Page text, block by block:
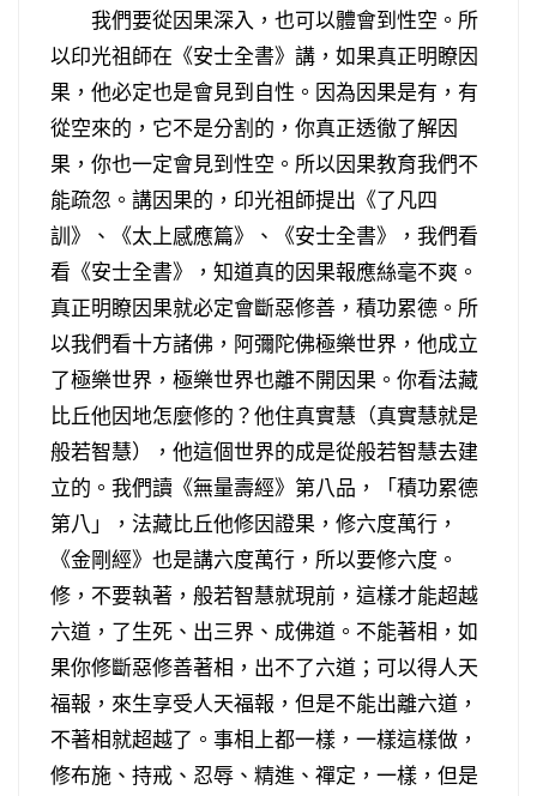
我們要從因果深入，也可以體會到性空。所
以印光祖師在《安士全書》講，如果真正明瞭因
果，他必定也是會見到自性。因為因果是有，有
從空來的，它不是分割的，你真正透徹了解因
果，你也一定會見到性空。所以因果教育我們不
能疏忽。講因果的，印光祖師提出《了凡四
訓》、《太上感應篇》、《安士全書》，我們看
看《安士全書》，知道真的因果報應絲毫不爽。
真正明瞭因果就必定會斷惡修善，積功累德。所
以我們看十方諸佛，阿彌陀佛極樂世界，他成立
了極樂世界，極樂世界也離不開因果。你看法藏
比丘他因地怎麼修的？他住真實慧（真實慧就是
般若智慧），他這個世界的成是從般若智慧去建
立的。我們讀《無量壽經》第八品，「積功累德
第八」，法藏比丘他修因證果，修六度萬行，
《金剛經》也是講六度萬行，所以要修六度。
修，不要執著，般若智慧就現前，這樣才能超越
六道，了生死、出三界、成佛道。不能著相，如
果你修斷惡修善著相，出不了六道；可以得人天
福報，來生享受人天福報，但是不能出離六道，
不著相就超越了。事相上都一樣，一樣這樣做，
修布施、持戒、忍辱、精進、禪定，一樣，但是